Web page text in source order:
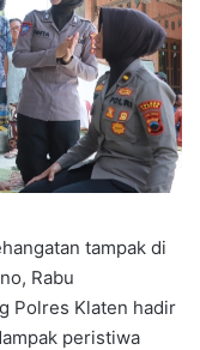
tampak di
Rabu
Polres Klaten hadir
peristiwa